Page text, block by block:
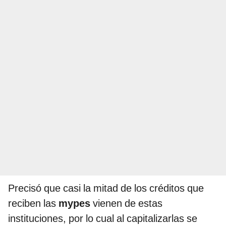
Precisó que casi la mitad de los créditos que
reciben las mypes vienen de estas
instituciones, por lo cual al capitalizarlas se